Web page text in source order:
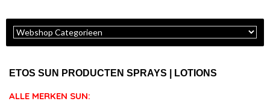
ETOS SUN PRODUCTEN SPRAYS | LOTIONS
ALLE MERKEN SUN: